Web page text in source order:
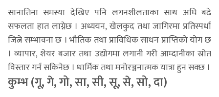
सानातिना समस्या देखिए पनि लगनशीलताका साथ अघि बढे
सफलता हात लाग्नेछ । अध्ययन, खेलकुद तथा जागिरमा प्रतिस्पर्धा
जित्ने सम्भावना छ । भौतिक तथा प्राविधिक साधन प्राप्तिको योग छ
। व्यापार, शेयर बजार तथा उद्योगमा लगानी गरी आम्दानीका स्रोत
विस्तार गर्न सकिनेछ । धार्मिक तथा मनोरञ्जनात्मक यात्रा हुन सक्छ ।
कुम्भ (गू, गे, गो, सा, सी, सू, से, सो, दा)